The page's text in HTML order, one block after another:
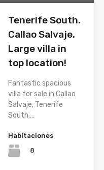
Tenerife South.
Callao Salvaje.
Large villa in
top location!
Fantastic spacious
villa for sale in Callao
Salvaje, Tenerife
South.…
Habitaciones
8